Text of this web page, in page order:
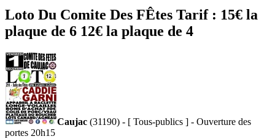
Loto Du Comite Des FÊtes Tarif : 15€ la
plaque de 6 12€ la plaque de 4
Caujac (31190) - [ Tous-publics ] - Ouverture des
portes 20h15